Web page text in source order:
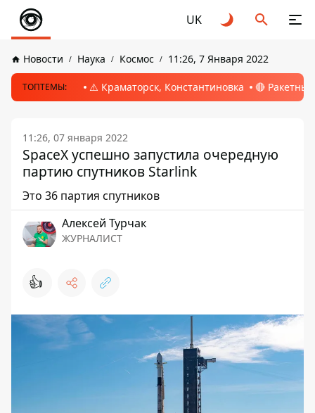
UK
Новости Наука Космос 11:26, 7 Января 2022
ТОПТЕМЫ: ⚠️ Краматорск, Константиновка 🔴
11:26, 07 января 2022
SpaceX успешно запустила очередную
партию спутников Starlink
Это 36 партия спутников
Алексей Турчак
ЖУРНАЛИСТ
👍